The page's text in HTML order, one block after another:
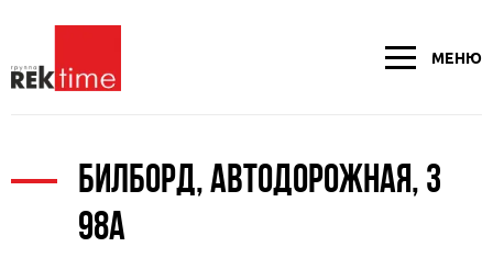
МЕНЮ
БИЛБОРД, АВТОДОРОЖНАЯ, 3
98А